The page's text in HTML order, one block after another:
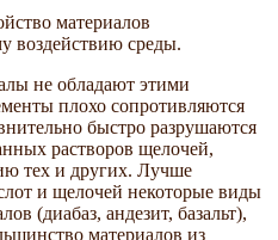
материалов
воздействию среды.
не обладают этими
плохо сопротивляются
быстро разрушаются
растворов щелочей,
тех и других. Лучше
и щелочей некоторые виды
(диабаз, андезит, базальт),
материалов из